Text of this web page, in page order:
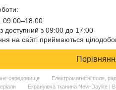
09:00–18:00
доступний з 09:00 до 17:00
на сайті приймаються
середовище
Електромагнітні поля,
Екрануюча тканина New-Daylite |